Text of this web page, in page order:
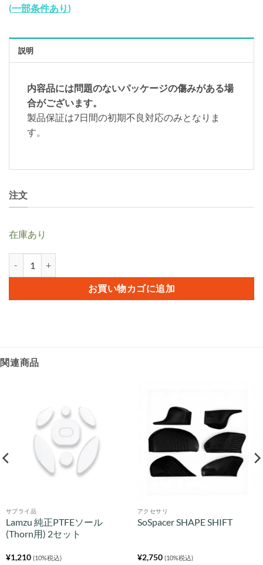
(一部条件あり)
説明
内容品には問題のないパッケージの傷みがある場
合がございます。
製品保証は7日間の初期不良対応のみとなりま
す。
注文
在庫あり
お買い物カゴに追加
関連商品
サプライ品
Lamzu 純正PTFEソール
(Thorn用) 2セット
¥1,210 (10%税込)
アクセサリ
SoSpacer SHAPE SHIFT
¥2,750 (10%税込)